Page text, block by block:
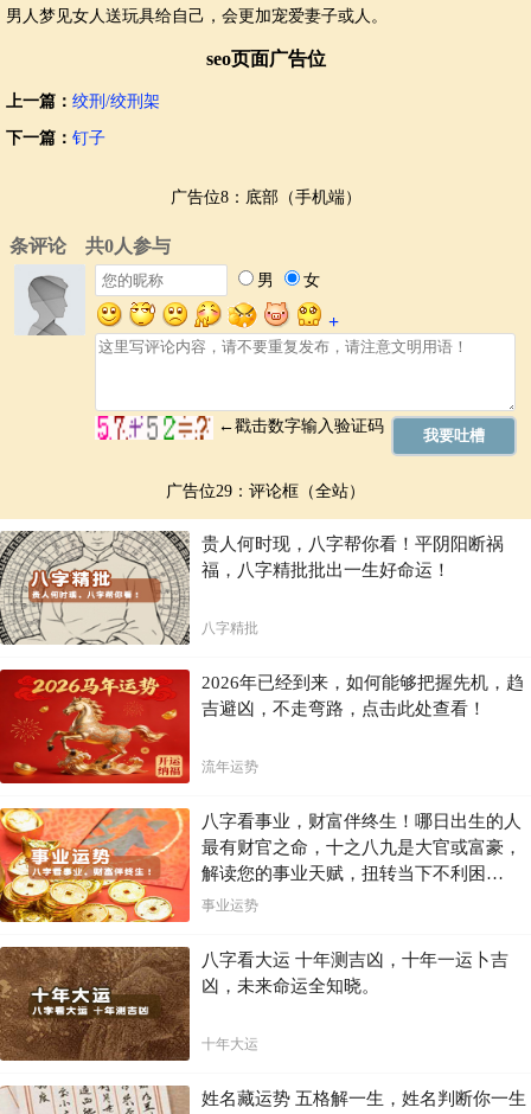
男人梦见女人送玩具给自己，会更加宠爱妻子或人。
seo页面广告位
上一篇： 绞刑/绞刑架
下一篇： 钉子
广告位8：底部（手机端）
广告位29：评论框（全站）
贵人何时现，八字帮你看！平阴阳断祸
福，八字精批批出一生好命运！
八字精批
2026年已经到来，如何能够把握先机，趋
吉避凶，不走弯路，点击此处查看！
流年运势
八字看事业，财富伴终生！哪日出生的人
最有财官之命，十之八九是大官或富豪，
解读您的事业天赋，扭转当下不利困
局！！
事业运势
八字看大运 十年测吉凶，十年一运卜吉
凶，未来命运全知晓。
十年大运
姓名藏运势 五格解一生，姓名判断你一生